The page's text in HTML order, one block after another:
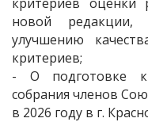
новой редакции,
улучшению
критериев;
- О подготовке
собрания членов
в 2026 году в г.